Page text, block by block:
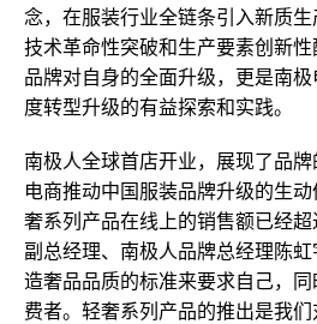
念，在服装行业全链条引入新质
技术革命性突破和生产要素创新
品牌对自身的全面升级，更是南
度转型升级的有益探索和实践。
南极人全球首店开业，展现了品
电商推动中国服装品牌升级的生
奢系列产品在线上的销售额已经超
副总经理、南极人品牌总经理陈
造奢品品质的标准来要求自己，
费者。轻奢系列产品的推出是我